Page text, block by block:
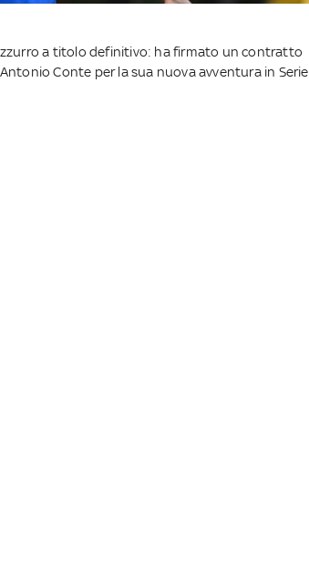
a titolo definitivo: ha firmato un contratto
Conte per la sua nuova avventura in Serie